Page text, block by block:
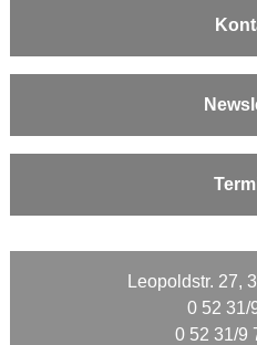
Leopoldstr. 27,
0 52 31/
0 52 31/9